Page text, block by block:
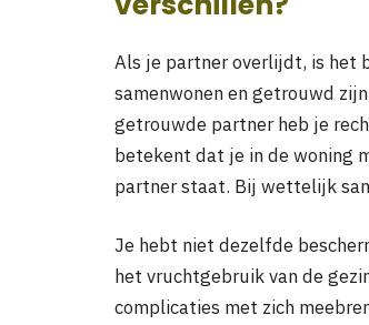
Als je partner overlijdt, is het
samenwonen en getrouwd
getrouwde partner heb je
betekent dat je in de woning
partner staat. Bij wettelijk
Je hebt niet dezelfde
het vruchtgebruik van de
complicaties met zich